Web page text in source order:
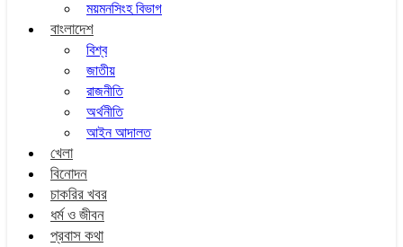
ময়মনসিংহ বিভাগ
বাংলাদেশ
বিশ্ব
জাতীয়
রাজনীতি
অর্থনীতি
আইন আদালত
খেলা
বিনোদন
চাকরির খবর
ধর্ম ও জীবন
প্রবাস কথা